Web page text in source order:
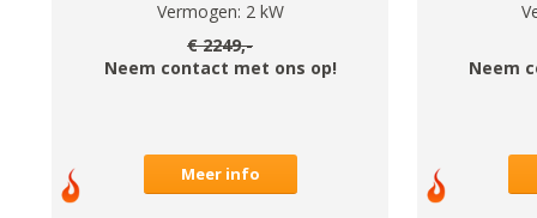
Vermogen: 2kW
€2249,-
Neem contact met ons op!
Meer info
Neem